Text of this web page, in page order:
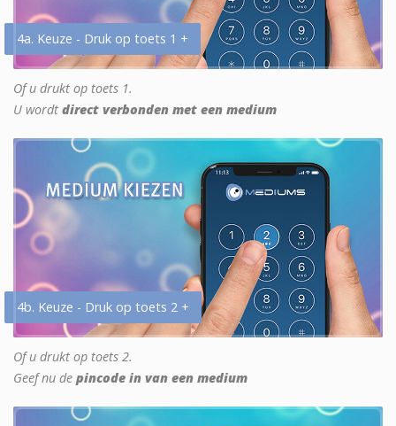
4a. Keuze - Druk op toets 1 +
Of u drukt op toets 1.
U wordt direct verbonden met een medium
4b. Keuze - Druk op toets 2 +
Of u drukt op toets 2.
Geef nu de pincode in van een medium